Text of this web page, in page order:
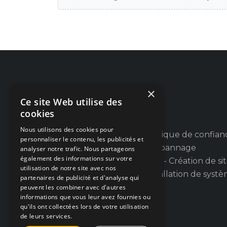
Votre partenaire informatique de
en province de Liège : Dépannage
informatique PC et Apple - Création de
web et applications - Installation de
d'alarmes et de caméras.
×
Ce site Web utilise des
cookies
Nous utilisons des cookies pour
personnaliser le contenu, les publicités et
analyser notre trafic. Nous partageons
également des informations sur votre
utilisation de notre site avec nos
partenaires de publicité et d'analyse qui
peuvent les combiner avec d'autres
informations que vous leur avez fournies ou
qu'ils ont collectées lors de votre utilisation
de leurs services.